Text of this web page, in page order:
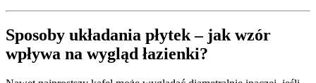
Sposoby układania płytek – jak wzór
wpływa na wygląd łazienki?